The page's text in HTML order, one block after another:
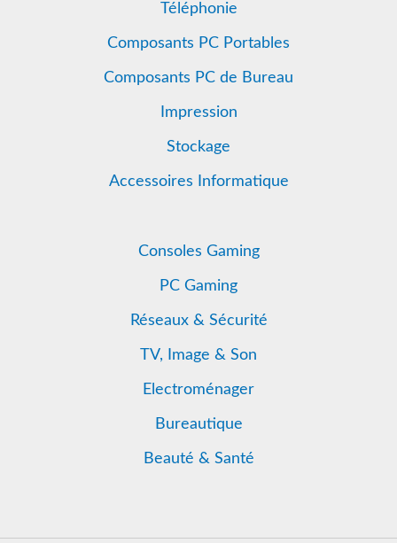
Téléphonie
Composants PC Portables
Composants PC de Bureau
Impression
Stockage
Accessoires Informatique
Consoles Gaming
PC Gaming
Réseaux & Sécurité
TV, Image & Son
Electroménager
Bureautique
Beauté & Santé